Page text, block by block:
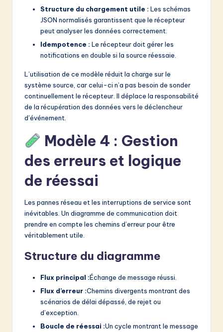
Structure du chargement utile : Les schémas
JSON normalisés garantissent que le récepteur
peut analyser les données correctement.
Idempotence : Le récepteur doit gérer les
notifications en double si la source réessaie.
L’utilisation de ce modèle réduit la charge sur le
système source, car celui-ci n’a pas besoin de sonder
continuellement le récepteur. Il déplace la responsabilité
de la récupération des données vers le déclencheur
d’événement.
Modèle 4 : Gestion
des erreurs et logique
de réessai
Les pannes réseau et les interruptions de service sont
inévitables. Un diagramme de communication doit
prendre en compte les chemins d’erreur pour être
véritablement utile.
Structure du diagramme
Flux principal :Échange de message réussi.
Flux d’erreur :Chemins divergents montrant des
scénarios de délai dépassé, de rejet ou
d’exception.
Boucle de réessai :Un cycle montrant le message